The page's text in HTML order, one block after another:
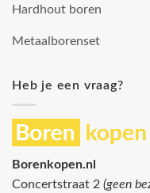
Hardhout boren
Metaalborenset
Heb je een vraag?
Borenkopen.nl
Concertstraat 2 (geen